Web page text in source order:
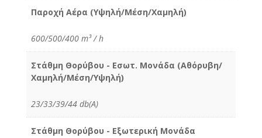
Παροχή Αέρα (Υψηλή/Μέση/Χαμηλή)
600/500/400 m³ / h
Στάθμη Θορύβου - Εσωτ. Μονάδα (Αθόρυβη/
Χαμηλή/Μέση/Υψηλή)
23/33/39/44 db(A)
Στάθμη Θορύβου - Εξωτερική Μονάδα